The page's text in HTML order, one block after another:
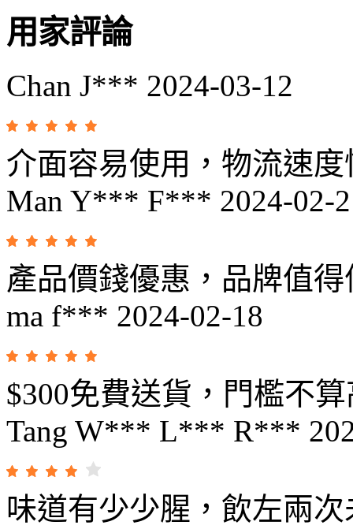
用家評論
Chan J*** 2024-03-12
介面容易使用，物流速度
Man Y*** F*** 2024-02-
產品價錢優惠，品牌值
ma f*** 2024-02-18
$300免費送貨，門檻不
Tang W*** L*** R***
味道有少少腥，飲左兩